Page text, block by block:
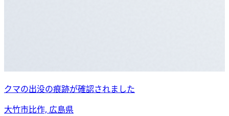
クマの出没の痕跡が確認されました
大竹市比作, 広島県